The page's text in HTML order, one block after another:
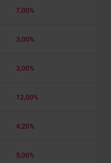
7,00%
3,00%
3,00%
12,00%
4,20%
5,00%